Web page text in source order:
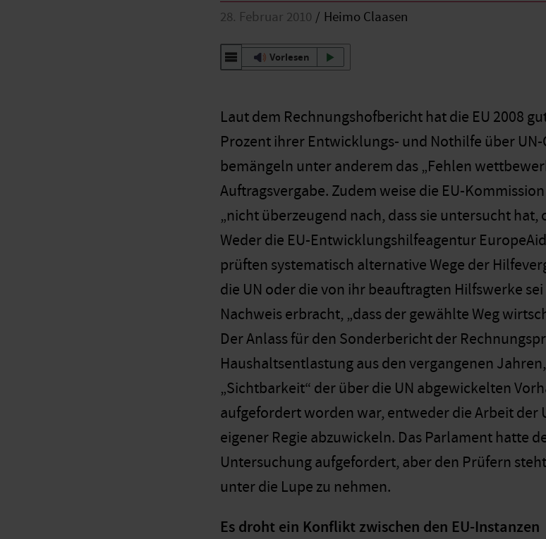
28. Februar 2010 Heimo Claasen
Vorlesen
Laut dem Rechnungshofbericht hat die EU 2008
Prozent ihrer Entwicklungs- und Nothilfe über
bemängeln unter anderem das „Fehlen
Auftragsvergabe. Zudem weise die EU-
„nicht überzeugend nach, dass sie untersucht
Weder die EU-Entwicklungshilfeagentur
prüften systematisch alternative Wege der
die UN oder die von ihr beauftragten Hilfswerke
Nachweis erbracht, „dass der gewählte Weg
Der Anlass für den Sonderbericht der
Haushaltsentlastung aus den vergangenen
„Sichtbarkeit“ der über die UN abgewickelten
aufgefordert worden war, entweder die Arbeit der
eigener Regie abzuwickeln. Das Parlament hatte
Untersuchung aufgefordert, aber den Prüfern
unter die Lupe zu nehmen.
Es droht ein Konflikt zwischen den EU-Instanzen